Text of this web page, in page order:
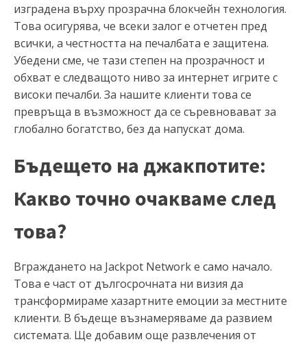
изградена върху прозрачна блокчейн технология.
Това осигурява, че всеки залог е отчетен пред
всички, а честността на печалбата е защитена.
Убедени сме, че тази степен на прозрачност и
обхват е следващото ниво за интернет игрите с
високи печалби. За нашите клиенти това се
превръща в възможност да се съревновават за
глобално богатство, без да напускат дома.
Бъдещето на джакпотите:
Какво точно очакваме след
това?
Вграждането на Jackpot Network е само начало.
Това е част от дългосрочната ни визия да
трансформираме хазартните емоции за местните
клиенти. В бъдеще възнамеряваме да развием
системата. Ще добавим още развлечения от